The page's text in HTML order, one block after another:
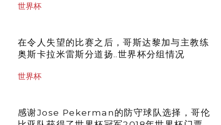
世界杯
在令人失望的比赛之后，哥斯达黎加与主教练
奥斯卡拉米雷斯分道扬..世界杯分组情况
世界杯
感谢Jose Pekerman的防守球队选择，哥伦